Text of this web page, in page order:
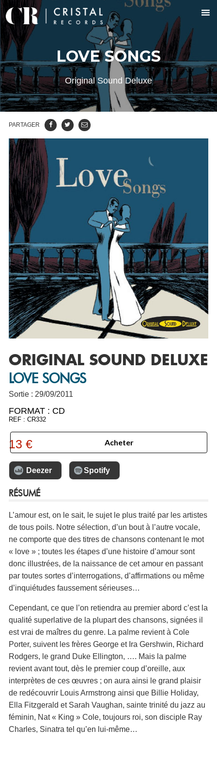
LOVE SONGS
Original Sound Deluxe
PARTAGER
ORIGINAL SOUND DELUXE
LOVE SONGS
Sortie : 29/09/2011
FORMAT : CD
REF : CR332
13 € Acheter
Deezer Spotify
RÉSUMÉ
L’amour est, on le sait, le sujet le plus traité par les artistes
de tous poils. Notre sélection, d’un bout à l’autre vocale,
ne comporte que des titres de chansons contenant le mot
« love » ; toutes les étapes d’une histoire d’amour sont
donc illustrées, de la naissance de cet amour en passant
par toutes sortes d’interrogations, d’affirmations ou même
d’inquiétudes faussement sérieuses…
Cependant, ce que l’on retiendra au premier abord c’est la
qualité superlative de la plupart des chansons, signées il
est vrai de maîtres du genre. La palme revient à Cole
Porter, suivent les frères George et Ira Gershwin, Richard
Rodgers, le grand Duke Ellington, …. Mais la palme
revient avant tout, dès le premier coup d’oreille, aux
interprètes de ces œuvres ; on aura ainsi le grand plaisir
de redécouvrir Louis Armstrong ainsi que Billie Holiday,
Ella Fitzgerald et Sarah Vaughan, sainte trinité du jazz au
féminin, Nat « King » Cole, toujours roi, son disciple Ray
Charles, Sinatra tel qu’en lui-même…